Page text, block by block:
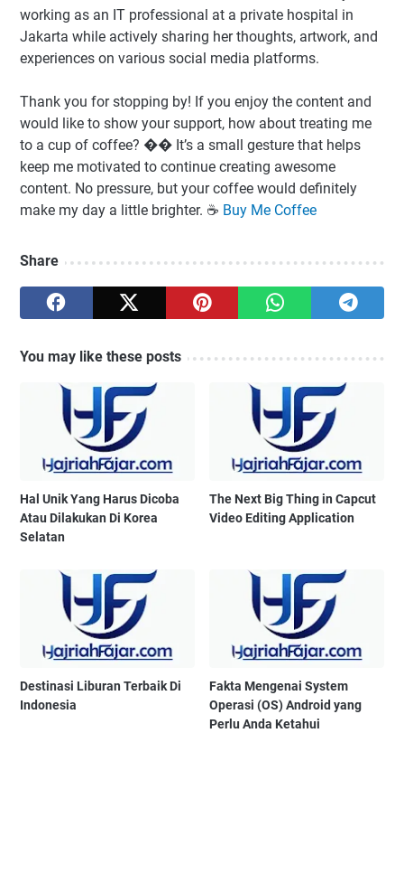
working as an IT professional at a private hospital in
Jakarta while actively sharing her thoughts, artwork, and
experiences on various social media platforms.
Thank you for stopping by! If you enjoy the content and
would like to show your support, how about treating me
to a cup of coffee? �� It’s a small gesture that helps
keep me motivated to continue creating awesome
content. No pressure, but your coffee would definitely
make my day a little brighter. ☕️ Buy Me Coffee
Share
You may like these posts
Hal Unik Yang Harus Dicoba
Atau Dilakukan Di Korea
Selatan
The Next Big Thing in Capcut
Video Editing Application
Destinasi Liburan Terbaik Di
Indonesia
Fakta Mengenai System
Operasi (OS) Android yang
Perlu Anda Ketahui